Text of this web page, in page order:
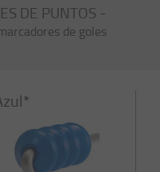
DE PUNTOS -
de goles